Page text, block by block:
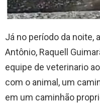
Já no período da noite,
Antônio, Raquell
equipe de veterinario
com o animal, um
em um caminhão